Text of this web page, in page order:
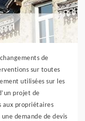
de
sur toutes
utilisées sur les
projet de
aux propriétaires
demande de devis